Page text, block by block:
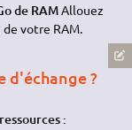
de RAM Allouez
votre RAM.
d'échange ?
: